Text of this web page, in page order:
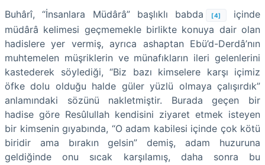
Buhârî, “İnsanlara Müdârâ” başlıklı babda
[4]
içinde
müdârâ kelimesi geçmemekle birlikte konuya dair olan
hadislere yer vermiş, ayrıca ashaptan Ebü’d-Derdâ’nın
muhtemelen müşriklerin ve münafıkların ileri gelenlerini
kastederek söylediği, “Biz bazı kimselere karşı içimiz
öfke dolu olduğu halde güler yüzlü olmaya çalışırdık”
anlamındaki sözünü nakletmiştir. Burada geçen bir
hadise göre Resûlullah kendisini ziyaret etmek isteyen
bir kimsenin gıyabında, “O adam kabilesi içinde çok kötü
biridir ama bırakın gelsin” demiş, adam huzuruna
geldiğinde onu sıcak karşılamış, daha sonra bu